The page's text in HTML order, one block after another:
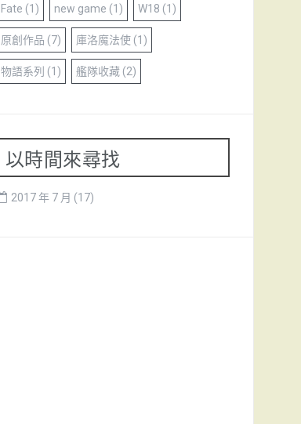
Fate (1) new game (1) W18 (1)
原創作品 (7) 庫洛魔法使(1)
物語系列 (1) 艦隊收藏(2)
以時間來尋找
2017 年 7 月 (17)